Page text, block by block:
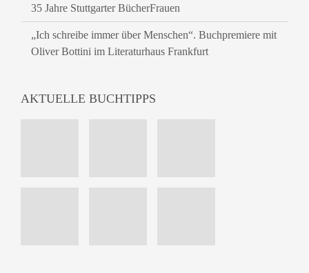
35 Jahre Stuttgarter BücherFrauen
„Ich schreibe immer über Menschen“. Buchpremiere mit
Oliver Bottini im Literaturhaus Frankfurt
AKTUELLE BUCHTIPPS